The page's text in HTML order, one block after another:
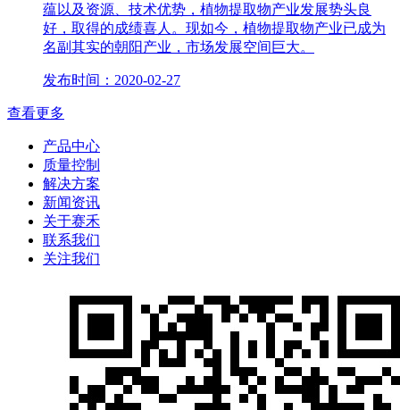
蕴以及资源、技术优势，植物提取物产业发展势头良
好，取得的成绩喜人。现如今，植物提取物产业已成为
名副其实的朝阳产业，市场发展空间巨大。
发布时间：2020-02-27
查看更多
产品中心
质量控制
解决方案
新闻资讯
关于赛禾
联系我们
关注我们